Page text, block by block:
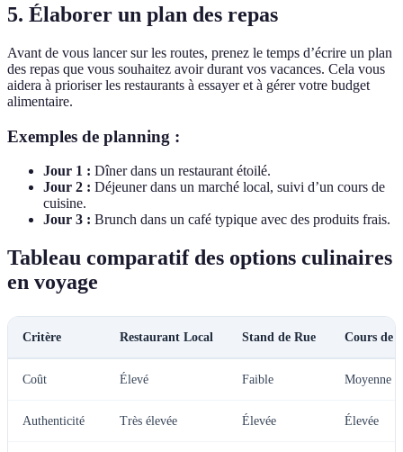
5. Élaborer un plan des repas
Avant de vous lancer sur les routes, prenez le temps d’écrire un plan
des repas que vous souhaitez avoir durant vos vacances. Cela vous
aidera à prioriser les restaurants à essayer et à gérer votre budget
alimentaire.
Exemples de planning :
Jour 1 : Dîner dans un restaurant étoilé.
Jour 2 : Déjeuner dans un marché local, suivi d’un cours de
cuisine.
Jour 3 : Brunch dans un café typique avec des produits frais.
Tableau comparatif des options culinaires
en voyage
Critère Restaurant Local Stand de Rue Cours de
Coût Élevé Faible Moyenne
Authenticité Très élevée Élevée Élevée